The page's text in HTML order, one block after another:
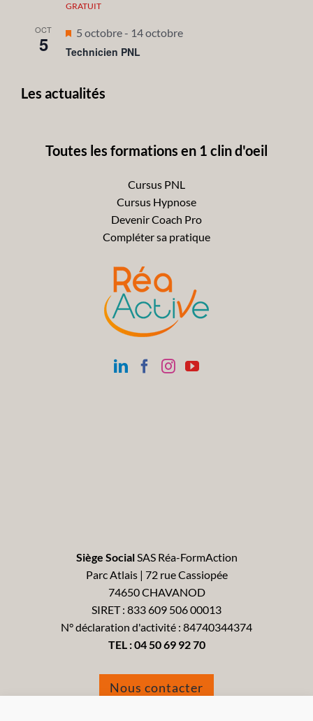
GRATUIT
OCT
5
Mis
en
5 octobre- 14 octobre
Technicien PNL
Les actualités
Toutes les formations en 1 clin d'oeil
Cursus PNL
Cursus Hypnose
Devenir Coach Pro
Compléter sa pratique
Siège SocialSAS Réa-FormAction
Parc Atlais | 72 rue Cassiopée
74650 CHAVANOD
SIRET : 833 609 506 00013
N° déclaration d'activité : 84740344374
TEL :04 50 69 92 70
Nous contacter